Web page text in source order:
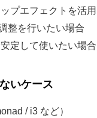
プエフェクトを活
整を行いたい場合
定して使いたい場合
いケース
/ i3 など）